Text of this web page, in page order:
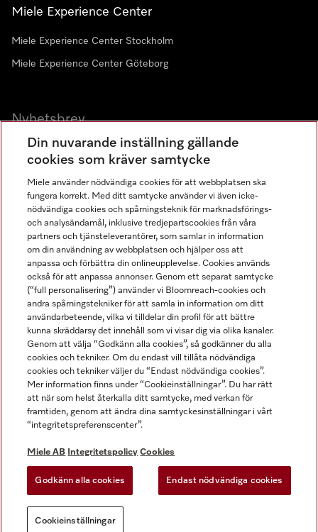
Miele Experience Center
Miele Experience Center Stockholm
Miele Experience Center Göteborg
Nyhetsbrev
Gå med i vår gemenskap
Miele AB
Allmänna villkor
Användarvillkor
Miele tillgänglighetsförklaring
Lagen om digitala tjänster
Miele på LinkedIn
Miele på Facebook
Miele på Instagram
Miele på Youtube
Din nuvarande inställning gällande
cookies som kräver samtycke
Miele använder nödvändiga cookies för att webbplatsen ska
fungera korrekt. Med ditt samtycke använder vi även icke-
nödvändiga cookies och spårningsteknik för marknadsförings-
och analysändamål, inklusive tredjepartscookies från våra
partners och tjänsteleverantörer, som samlar in information
om din användning av webbplatsen och hjälper oss att
anpassa och förbättra din onlineupplevelse. Cookies används
också för att anpassa annonser. Genom ett separat samtycke
(“full personalisering”) använder vi Bloomreach-cookies och
andra spårningstekniker för att samla in information om ditt
användarbeteende, vilka vi tilldelar din profil för att bättre
kunna skräddarsy det innehåll som vi visar dig via olika kanaler.
Genom att välja “Godkänn alla cookies”, så godkänner du alla
cookies och tekniker. Om du endast vill tillåta nödvändiga
cookies och tekniker väljer du “Endast nödvändiga cookies”.
Mer information finns under “Cookieinställningar”. Du har rätt
att när som helst återkalla ditt samtycke, med verkan för
framtiden, genom att ändra dina samtyckesinställningar i vårt
“integritetspreferenscenter”.
Miele AB Integritetspolicy Cookies
Godkänn alla cookies Endast nödvändiga cookies
Cookieinställningar